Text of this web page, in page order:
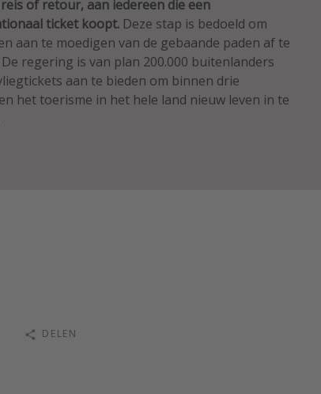
of retour, aan iedereen die een
ticket koopt. Deze stap is bedoeld om
aan te moedigen van de gebaande paden af te
regering is van plan 200.000 buitenlanders
aan te bieden om binnen drie
het toerisme in het hele land nieuw leven in te
DELEN